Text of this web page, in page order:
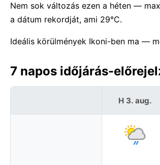
Nem sok változás ezen a héten —
a dátum rekordját, ami 29°C.
Ideális körülmények Ikoni-ben ma —
7 napos időjárás-
H 3. aug.